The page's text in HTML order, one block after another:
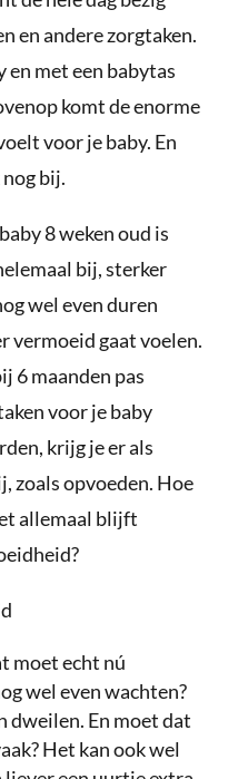
en andere zorgtaken.
en met een babytas
komt de enorme
voor je baby. En
bij.
8 weken oud is
bij, sterker
wel even duren
vermoeid gaat voelen.
6 maanden pas
voor je baby
krijg je er als
zoals opvoeden. Hoe
allemaal blijft
moet echt nú
wel even wachten?
dweilen. En moet dat
Het kan ook wel